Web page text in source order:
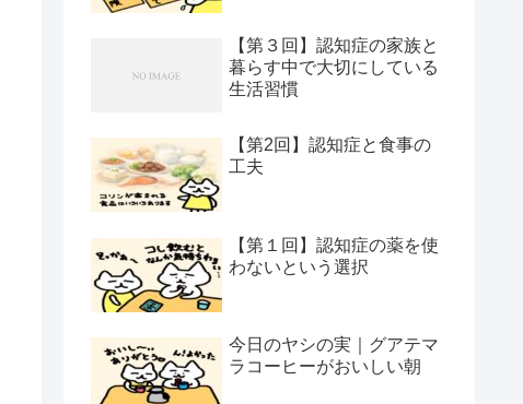
【第３回】認知症の家族と
暮らす中で大切にしている
生活習慣
【第2回】認知症と食事の
工夫
【第１回】認知症の薬を使
わないという選択
今日のヤシの実｜グアテマ
ラコーヒーがおいしい朝